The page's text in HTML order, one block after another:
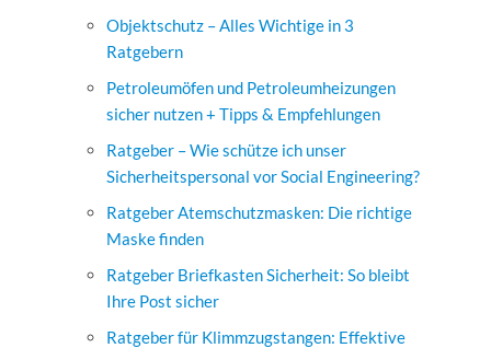
Objektschutz – Alles Wichtige in 3
Ratgebern
Petroleumöfen und Petroleumheizungen
sicher nutzen + Tipps & Empfehlungen
Ratgeber – Wie schütze ich unser
Sicherheitspersonal vor Social Engineering?
Ratgeber Atemschutzmasken: Die richtige
Maske finden
Ratgeber Briefkasten Sicherheit: So bleibt
Ihre Post sicher
Ratgeber für Klimmzugstangen: Effektive